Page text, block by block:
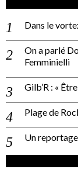
Dans le
On a parlé
Femminielli
Gilb’R : «
Plage de
Un reportage